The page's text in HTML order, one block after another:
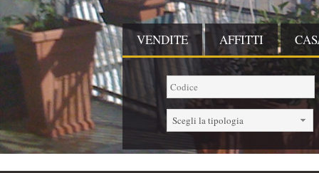
VENDITE AFFITTI
Scegli la tipologia